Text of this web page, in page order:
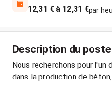
12,31 € à 12,31 €par
Description du poste
Nous recherchons pour l'un
dans la production de béton,